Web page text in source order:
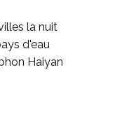
la nuit
d'eau
Haiyan